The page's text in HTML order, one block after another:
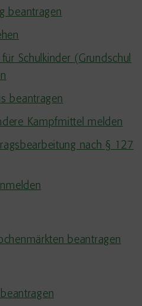
beantragen
Schulkinder (Grundschul
beantragen
Kampfmittel melden
nach § 127
beantragen